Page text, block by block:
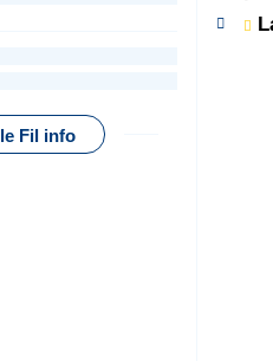
Fil info